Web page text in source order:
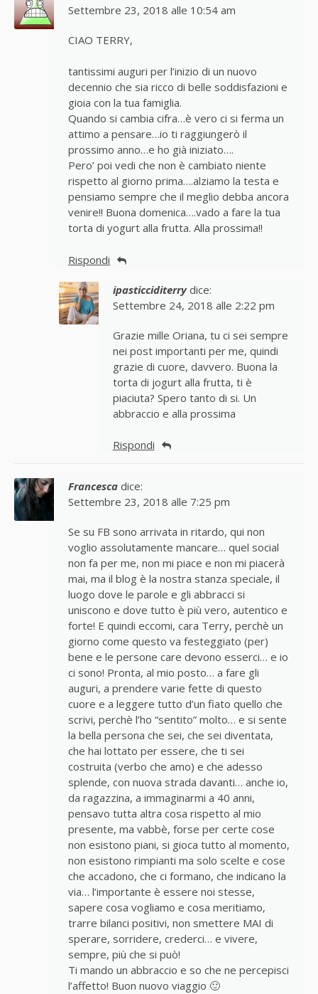
Settembre 23, 2018 alle 10:54 am
CIAO TERRY,
tantissimi auguri per l’inizio di un nuovo
decennio che sia ricco di belle soddisfazioni e
gioia con la tua famiglia.
Quando si cambia cifra…è vero ci si ferma un
attimo a pensare…io ti raggiungerò il
prossimo anno…e ho già iniziato….
Pero’ poi vedi che non è cambiato niente
rispetto al giorno prima….alziamo la testa e
pensiamo sempre che il meglio debba ancora
venire!! Buona domenica….vado a fare la tua
torta di yogurt alla frutta. Alla prossima!!
Rispondi
ipasticciditerry dice:
Settembre 24, 2018 alle 2:22 pm
Grazie mille Oriana, tu ci sei sempre
nei post importanti per me, quindi
grazie di cuore, davvero. Buona la
torta di jogurt alla frutta, ti è
piaciuta? Spero tanto di si. Un
abbraccio e alla prossima
Rispondi
Francesca dice:
Settembre 23, 2018 alle 7:25 pm
Se su FB sono arrivata in ritardo, qui non
voglio assolutamente mancare… quel social
non fa per me, non mi piace e non mi piacerà
mai, ma il blog è la nostra stanza speciale, il
luogo dove le parole e gli abbracci si
uniscono e dove tutto è più vero, autentico e
forte! E quindi eccomi, cara Terry, perchè un
giorno come questo va festeggiato (per)
bene e le persone care devono esserci… e io
ci sono! Pronta, al mio posto… a fare gli
auguri, a prendere varie fette di questo
cuore e a leggere tutto d’un fiato quello che
scrivi, perchè l’ho “sentito” molto… e si sente
la bella persona che sei, che sei diventata,
che hai lottato per essere, che ti sei
costruita (verbo che amo) e che adesso
splende, con nuova strada davanti… anche io,
da ragazzina, a immaginarmi a 40 anni,
pensavo tutta altra cosa rispetto al mio
presente, ma vabbè, forse per certe cose
non esistono piani, si gioca tutto al momento,
non esistono rimpianti ma solo scelte e cose
che accadono, che ci formano, che indicano la
via… l’importante è essere noi stesse,
sapere cosa vogliamo e cosa meritiamo,
trarre bilanci positivi, non smettere MAI di
sperare, sorridere, crederci… e vivere,
sempre, più che si può!
Ti mando un abbraccio e so che ne percepisci
l’affetto! Buon nuovo viaggio 🙂